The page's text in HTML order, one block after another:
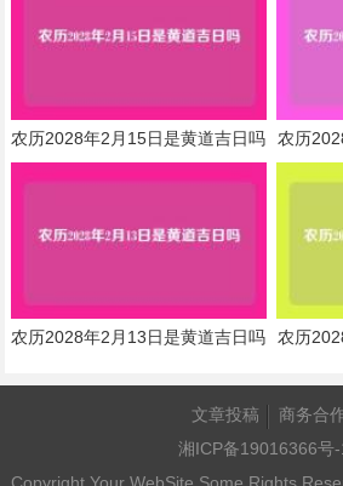
农历2028年2月15日是黄道吉日吗 农历
农历2028年2月13日是黄道吉日吗 农历
文章投稿
商务合
湘ICP备19016366号-